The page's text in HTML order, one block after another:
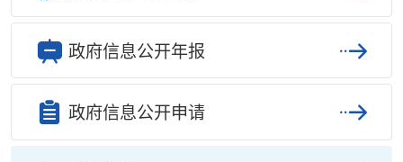
政府信息公开年报
政府信息公开申请